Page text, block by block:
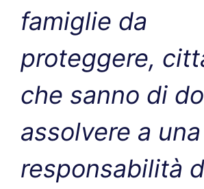
famiglie da
proteggere,
che sanno di
assolvere a una
responsabilità